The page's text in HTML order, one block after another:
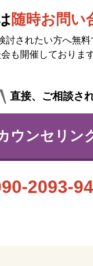
随時お問い
討されたい方へ無料
も開催しておりま
直接、ご相談さ
ウンセリン
2093-